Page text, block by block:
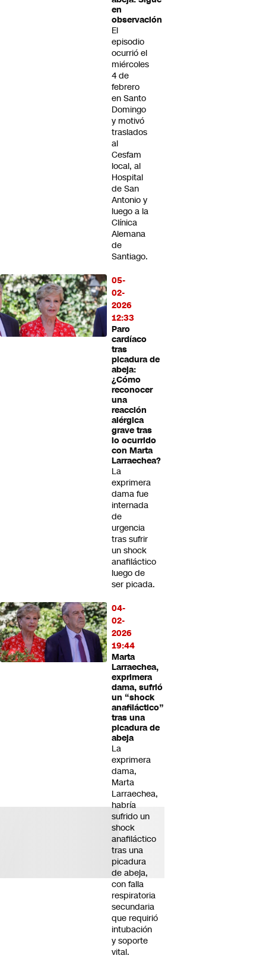
en
observación
El
episodio
ocurrió el
miércoles
4 de
febrero
en Santo
Domingo
y motivó
traslados
al
Cesfam
local, al
Hospital
de San
Antonio y
luego a la
Clínica
Alemana
de
Santiago.
05-
02-
2026
12:33
Paro
cardíaco
tras
picadura de
abeja:
¿Cómo
reconocer
una
reacción
alérgica
grave tras
lo ocurrido
con Marta
Larraechea?
La
exprimera
dama fue
internada
de
urgencia
tras sufrir
un shock
anafiláctico
luego de
ser picada.
04-
02-
2026
19:44
Marta
Larraechea,
exprimera
dama, sufrió
un “shock
anafiláctico”
tras una
picadura de
abeja
La
exprimera
dama,
Marta
Larraechea,
habría
sufrido un
shock
anafiláctico
tras una
picadura
de abeja,
con falla
respiratoria
secundaria
que requirió
intubación
y soporte
vital.